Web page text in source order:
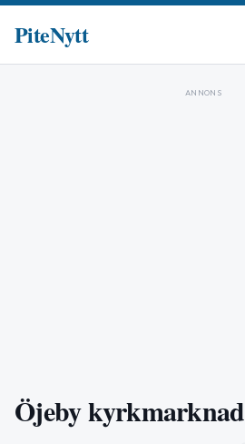
PiteNytt
ANNONS
Öjeby kyrkmarknad